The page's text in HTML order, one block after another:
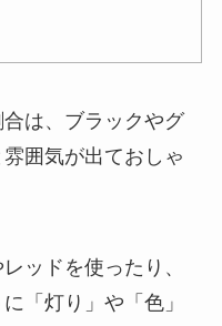
は、ブラックやグ
囲気が出ておしゃ
ッドを使ったり、
「灯り」や「色」